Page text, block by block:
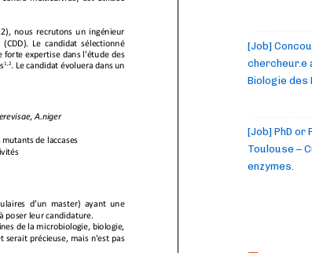
[Job]
chercheur.e
Biologie des
[Job] PhD or
Toulouse –
enzymes.